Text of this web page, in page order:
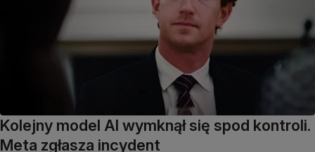
Kolejny model AI wymknął się spod kontroli.
Meta zgłasza incydent